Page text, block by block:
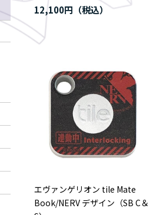
12,100円
エヴァンゲリオン tile Mate
Book/NERV デザイン（SB C＆